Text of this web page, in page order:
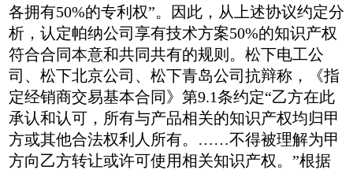
各拥有50%的专利权”。因此，从上述协议约定分
析，认定帕纳公司享有技术方案50%的知识产权
符合合同本意和共同共有的规则。松下电工公
司、松下北京公司、松下青岛公司抗辩称，《指
定经销商交易基本合同》第9.1条约定“乙方在此
承认和认可，所有与产品相关的知识产权均归甲
方或其他合法权利人所有。……不得被理解为甲
方向乙方转让或许可使用相关知识产权。”根据